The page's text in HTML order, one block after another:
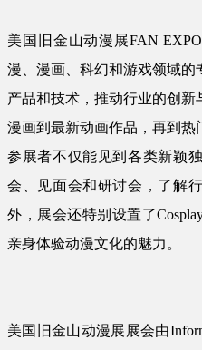
美国旧金山动漫展FAN
漫、漫画、科幻和游戏领域
产品和技术，推动行业的创
漫画到最新动画作品，再到热
参展者不仅能见到各类新颖
会、见面会和研讨会，了解
外，展会还特别设置了
亲身体验动漫文化的魅力。
美国旧金山动漫展展会由